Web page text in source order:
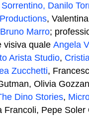
Danilo
,
Bruno Marro;
visiva quale Angela
Arista Studio,
Zucchetti,
Olivia
Dino Stories,
Francoli, Pepe Soler